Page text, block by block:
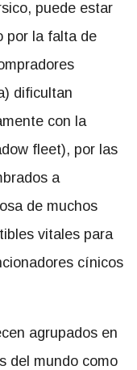
puede estar
por la falta de
dificultan
con la
fleet), por las
a
de muchos
vitales para
cínicos
agrupados en
del mundo como